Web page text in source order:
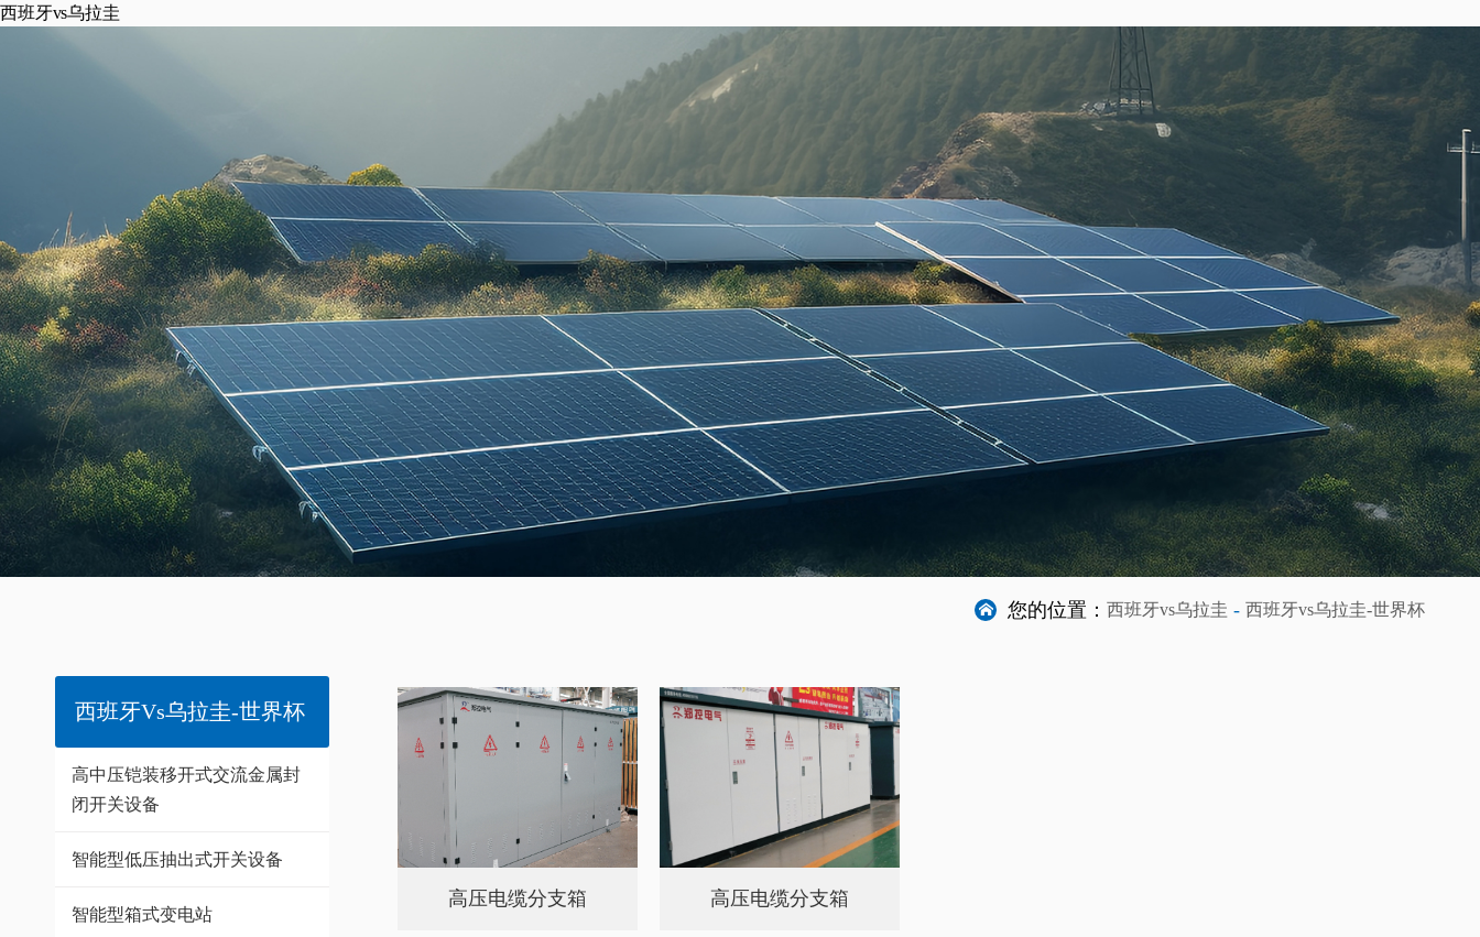
西班牙vs乌拉圭
您的位置： 西班牙vs乌拉圭 - 西班牙vs乌拉圭-世界杯
西班牙vs乌拉圭-世界杯
高中压铠装移开式交流金属封
闭开关设备
智能型低压抽出式开关设备
智能型箱式变电站
高压电缆分支箱 高压电缆分支箱